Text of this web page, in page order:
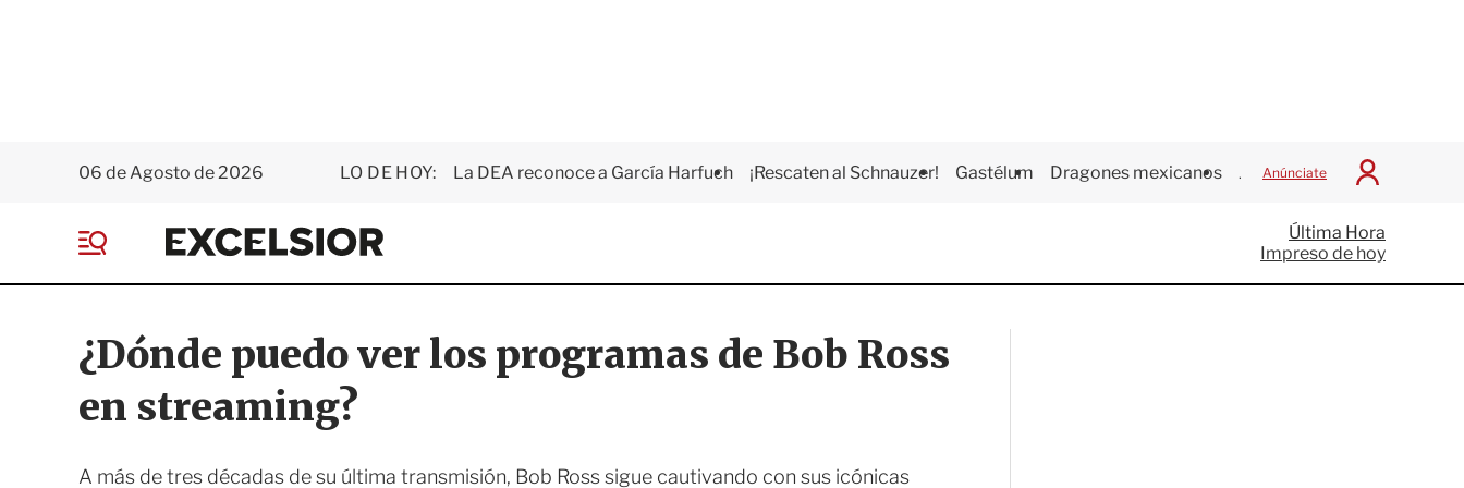
06 de Agosto de 2026 LO DE HOY: La DEA reconoce a García Harfuch ¡Rescaten al Schnauzer! Gastélum Dragones mexicanos Juegos Centroamericanos
Anúnciate
I
c
i
a
E
x
e
i
o
e
Última Hora
Impreso de hoy
¿Dónde puedo ver los programas de Bob Ross
en streaming?
A más de tres décadas de su última transmisión, Bob Ross sigue cautivando con sus icónicas